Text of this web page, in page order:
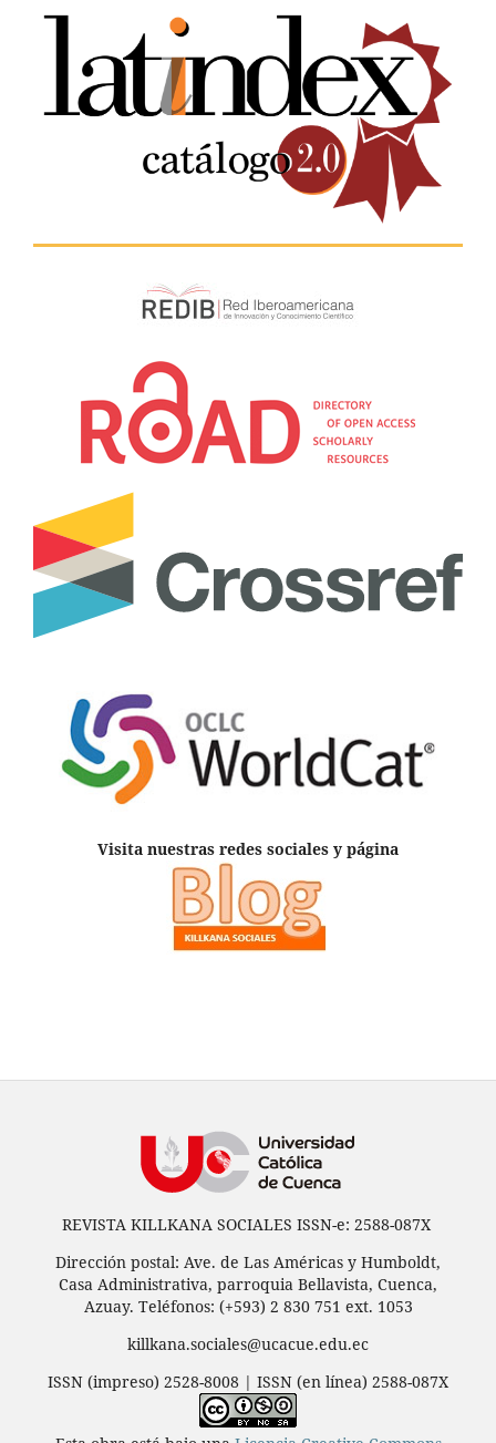
Visita nuestras redes sociales y página
REVISTA KILLKANA SOCIALES ISSN-e: 2588-087X
Dirección postal: Ave. de Las Américas y Humboldt,
Casa Administrativa, parroquia Bellavista, Cuenca,
Azuay. Teléfonos: (+593) 2 830 751 ext. 1053
killkana.sociales@ucacue.edu.ec
ISSN (impreso) 2528-8008 | ISSN (en línea) 2588-087X